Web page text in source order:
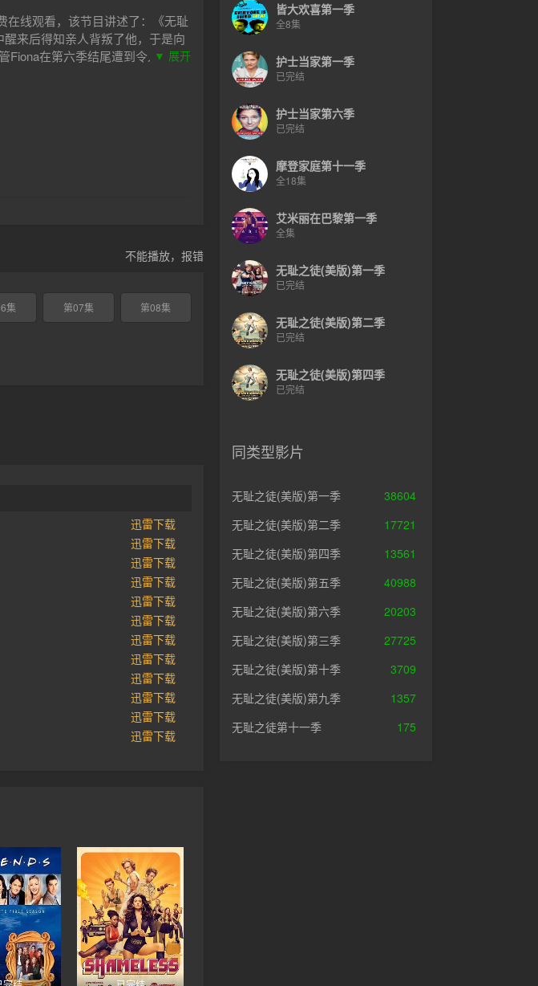
在线观看，该节目讲述了：《无耻
来后得知亲人背叛了他，于是向
Fiona在第六季结尾遭到令人伤心
的前景表示悲观。与之相反，曾
。Debbie仍然不知道如何做一个
但是Gallagher家的其他人在没有
Ian一起工作。她担任一群急救
。PashaLychnikoff扮演Svetlana
▼ 展开
不能播放，报错
集 第07集 第08集
迅雷下载
迅雷下载
迅雷下载
迅雷下载
迅雷下载
迅雷下载
迅雷下载
迅雷下载
迅雷下载
迅雷下载
迅雷下载
迅雷下载
皆大欢喜第一季
全8集
护士当家第一季
已完结
护士当家第六季
已完结
摩登家庭第十一季
全18集
艾米丽在巴黎第一季
全集
无耻之徒(美版)第一季
已完结
无耻之徒(美版)第二季
已完结
无耻之徒(美版)第四季
已完结
同类型影片
无耻之徒(美版)第一季
38604
无耻之徒(美版)第二季
17721
无耻之徒(美版)第四季
13561
无耻之徒(美版)第五季
40988
无耻之徒(美版)第六季
20203
无耻之徒(美版)第三季
27725
无耻之徒(美版)第十季
3709
无耻之徒(美版)第九季
1357
无耻之徒第十一季
175